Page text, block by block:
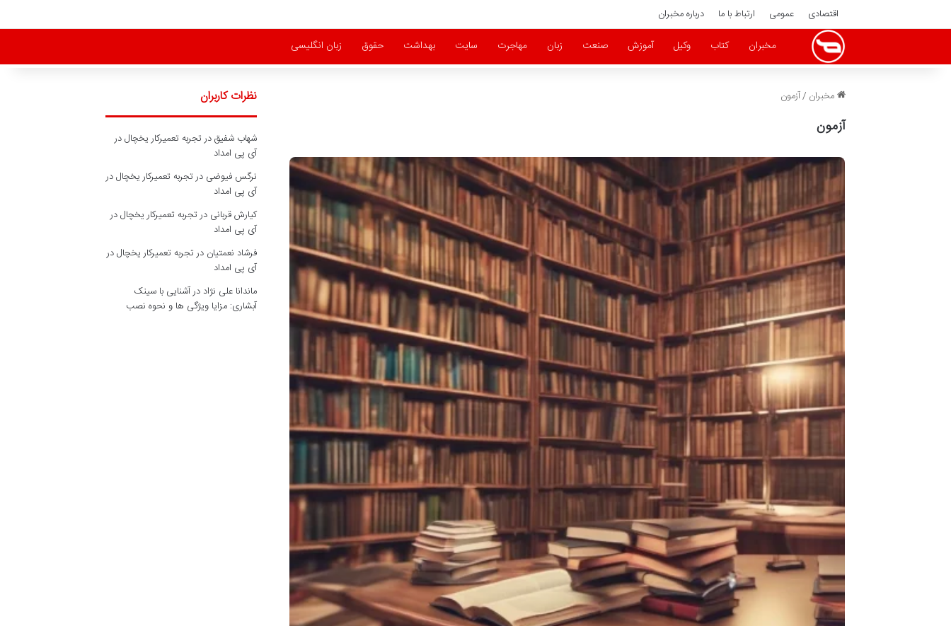
اقتصادی عمومی ارتباط با ما درباره مخبران
مخبران کتاب وکیل آموزش صنعت زبان مهاجرت سایت بهداشت حقوق زبان انگلیسی
مخبران /آزمون
آزمون
نظرات کاربران
شهاب شفیقدرتجربه تعمیرکار یخچال در
آی پی امداد
نرگس فیوضی درتجربه تعمیرکار یخچال در
آی پی امداد
کیارش قربانی درتجربه تعمیرکار یخچال در
آی پی امداد
فرشاد نعمتیان درتجربه تعمیرکار یخچال در
آی پی امداد
ماندانا علی نژاد درآشنایی با سینک
آبشاری: مزایا ویژگی ها و نحوه نصب